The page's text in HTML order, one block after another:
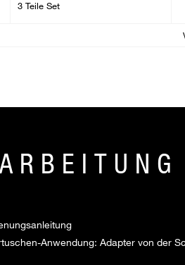
3 Teile Set
Anwendung: Adapter von der